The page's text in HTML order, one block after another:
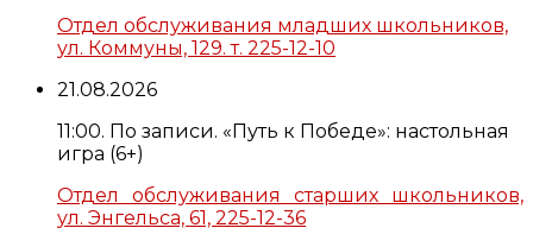
Отдел обслуживания младших школьников,
ул. Коммуны, 129. т. 225-12-10
21.08.2026
11:00. По записи. «Путь к Победе»: настольная
игра (6+)
Отдел обслуживания старших школьников,
ул. Энгельса, 61, 225-12-36